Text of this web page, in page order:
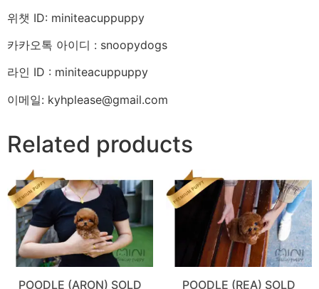
위챗 ID: miniteacuppuppy
카카오톡 아이디 : snoopydogs
라인 ID : miniteacuppuppy
이메일: kyhplease@gmail.com
Related products
POODLE (ARON) SOLD POODLE (REA) SOLD